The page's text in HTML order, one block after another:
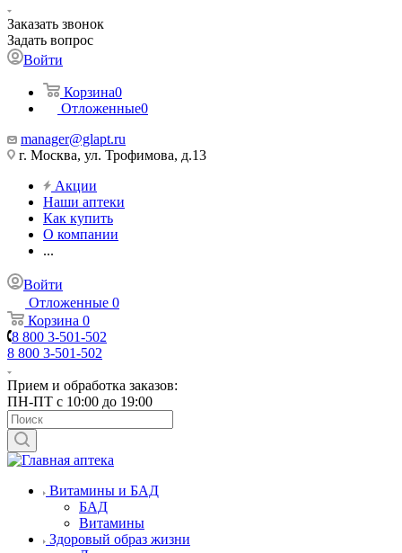
Заказать звонок
Задать вопрос
Войти
Корзина0
Отложенные0
manager@glapt.ru
г. Москва, ул. Трофимова, д.13
Акции
Наши аптеки
Как купить
О компании
...
Войти
Отложенные 0
Корзина 0
8 800 3-501-502
8 800 3-501-502
Прием и обработка заказов:
ПН-ПТ с 10:00 до 19:00
Витамины и БАД
БАД
Витамины
Здоровый образ жизни